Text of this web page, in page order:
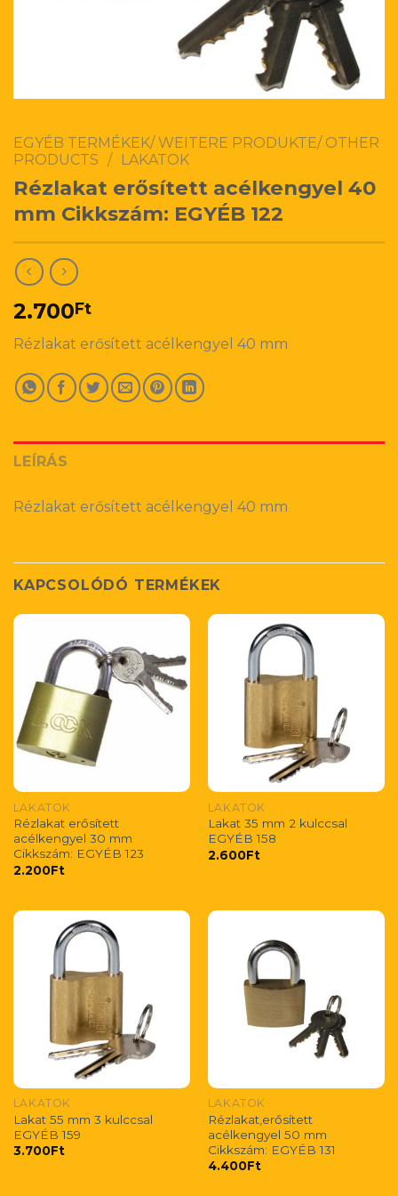
EGYÉB TERMÉKEK/ WEITERE PRODUKTE/ OTHER
PRODUCTS / LAKATOK
Rézlakat erősített acélkengyel 40
mm Cikkszám: EGYÉB 122
2.700Ft
Rézlakat erősített acélkengyel 40 mm
LEÍRÁS
Rézlakat erősített acélkengyel 40 mm
KAPCSOLÓDÓ TERMÉKEK
LAKATOK
Rézlakat erősített
acélkengyel 30 mm
Cikkszám: EGYÉB 123
2.200Ft
LAKATOK
Lakat 35 mm 2 kulccsal
EGYÉB 158
2.600Ft
LAKATOK
Lakat 55 mm 3 kulccsal
EGYÉB 159
3.700Ft
LAKATOK
Rézlakat,erősített
acélkengyel 50 mm
Cikkszám: EGYÉB 131
4.400Ft